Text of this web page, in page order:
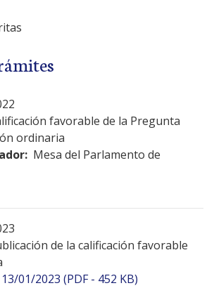
favorable de la Pregunta
ordinaria
Mesa del Parlamento de
de la calificación favorable
01/2023 (PDF - 452 KB)